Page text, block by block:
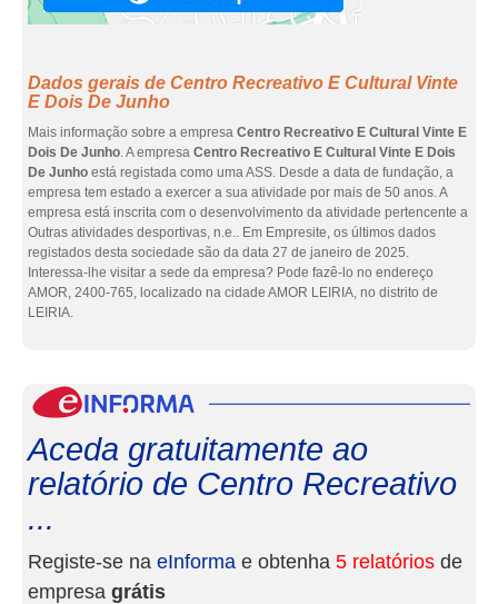
Dados gerais de Centro Recreativo E Cultural Vinte
E Dois De Junho
Mais informação sobre a empresa Centro Recreativo E Cultural Vinte E
Dois De Junho. A empresa Centro Recreativo E Cultural Vinte E Dois
De Junho está registada como uma ASS. Desde a data de fundação, a
empresa tem estado a exercer a sua atividade por mais de 50 anos. A
empresa está inscrita com o desenvolvimento da atividade pertencente a
Outras atividades desportivas, n.e.. Em Empresite, os últimos dados
registados desta sociedade são da data 27 de janeiro de 2025.
Interessa-lhe visitar a sede da empresa? Pode fazê-lo no endereço
AMOR, 2400-765, localizado na cidade AMOR LEIRIA, no distrito de
LEIRIA.
Aceda gratuitamente ao
relatório de Centro Recreativo
...
Registe-se na eInforma e obtenha 5 relatórios de
empresa grátis